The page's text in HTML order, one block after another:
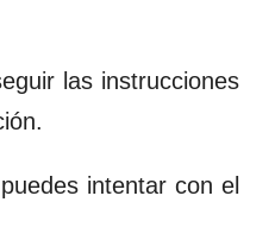
las instrucciones
intentar con el